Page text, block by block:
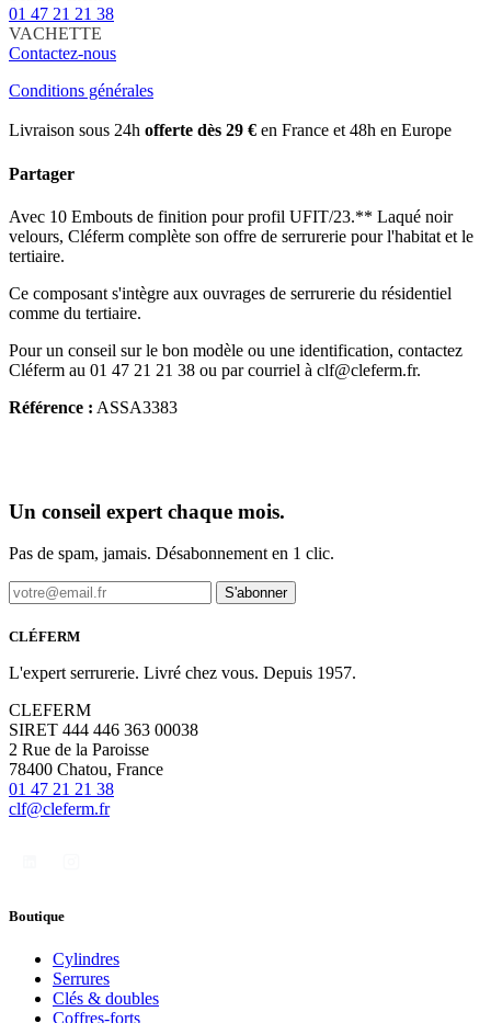
01 47 21 21 38
VACHETTE
Contactez-nous
Conditions générales
Livraison sous 24h offerte dès 29 € en France et 48h en Europe
Partager
Avec 10 Embouts de finition pour profil UFIT/23.** Laqué noir
velours, Cléferm complète son offre de serrurerie pour l'habitat et le
tertiaire.
Ce composant s'intègre aux ouvrages de serrurerie du résidentiel
comme du tertiaire.
Pour un conseil sur le bon modèle ou une identification, contactez
Cléferm au 01 47 21 21 38 ou par courriel à clf@cleferm.fr.
Référence : ASSA3383
Un conseil expert chaque mois.
Pas de spam, jamais. Désabonnement en 1 clic.
S'abonner
CLÉFERM
L'expert serrurerie. Livré chez vous. Depuis 1957.
CLEFERM
SIRET 444 446 363 00038
2 Rue de la Paroisse
78400 Chatou, France
01 47 21 21 38
clf@cleferm.fr
Boutique
Cylindres
Serrures
Clés & doubles
Coffres-forts